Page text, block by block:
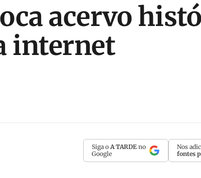
acervo
internet
Siga o A TARDE no
Google
Nos
fontes